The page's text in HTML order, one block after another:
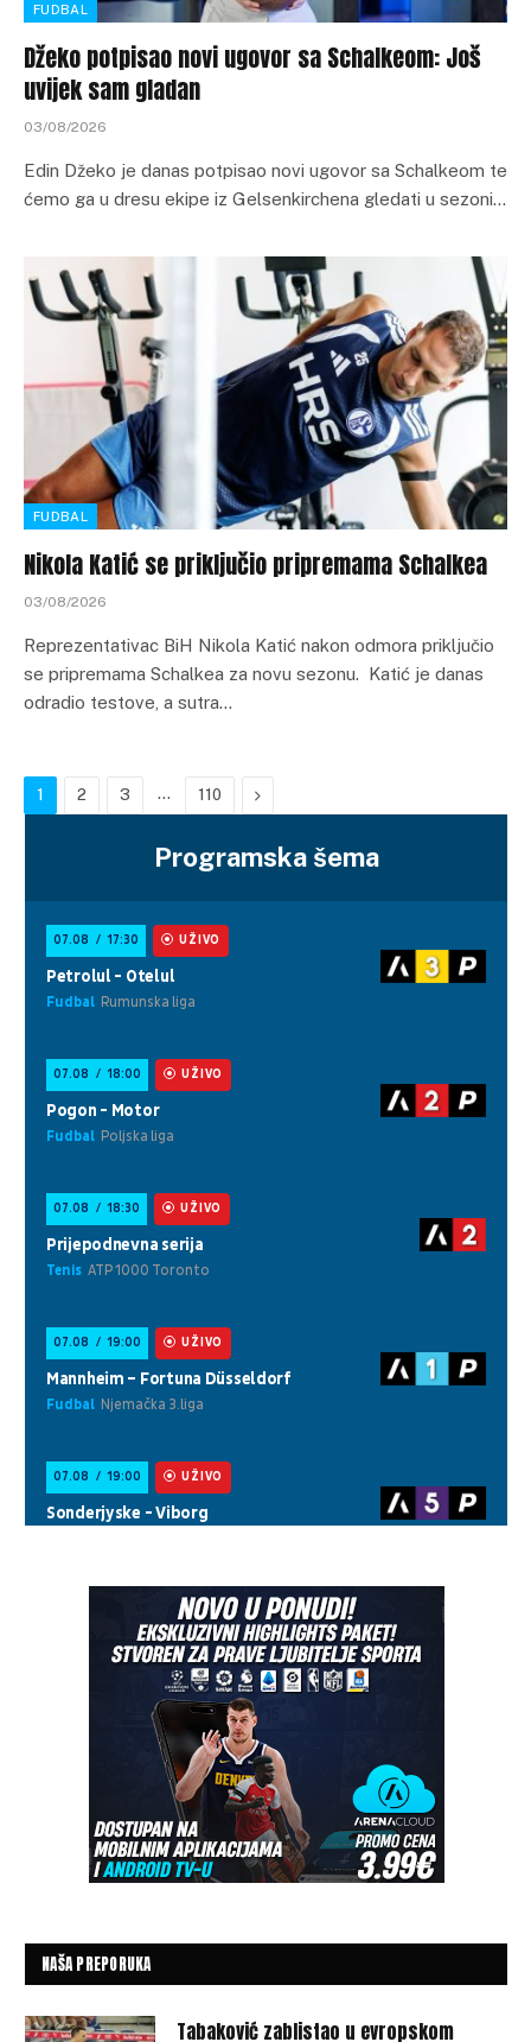
FUDBAL
Džeko potpisao novi ugovor sa Schalkeom: Još
uvijek sam gladan
03/08/2026
Edin Džeko je danas potpisao novi ugovor sa Schalkeom te
ćemo ga u dresu ekipe iz Gelsenkirchena gledati u sezoni…
FUDBAL
Nikola Katić se priključio pripremama Schalkea
03/08/2026
Reprezentativac BiH Nikola Katić nakon odmora priključio
se pripremama Schalkea za novu sezonu. Katić je danas
odradio testove, a sutra…
1 2 3 … 110 Next
Programska šema
NAŠA PREPORUKA
Tabaković zablistao u evropskom